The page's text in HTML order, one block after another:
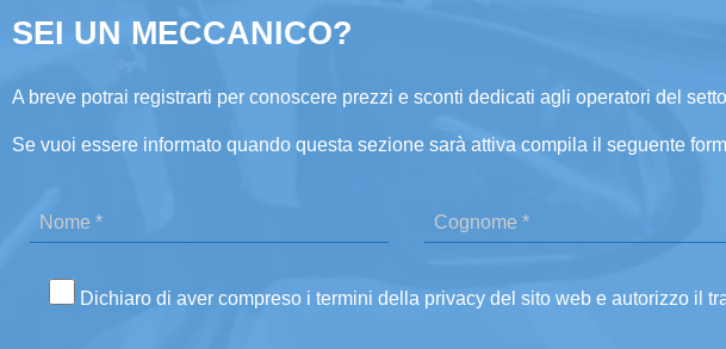
SEI UN MECCANICO?
A breve potrai registrarti per conoscere prezzi e sconti dedicati agli operatori del
Se vuoi essere informato quando questa sezione sarà attiva compila il seguente
Dichiaro di aver compreso i termini della privacy del sito web e autorizzo il